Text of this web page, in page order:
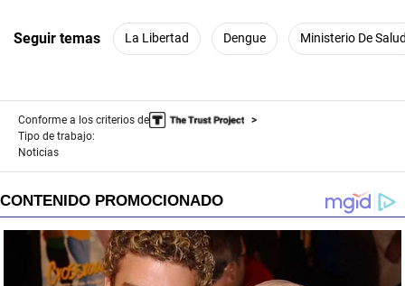
Seguir temas La Libertad Dengue Ministerio De
Conforme a los criterios de
Tipo de trabajo:
Noticias